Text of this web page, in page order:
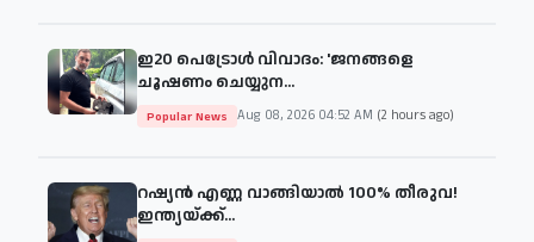
ഇ20 പെട്രോള്‍ വിവാദം: 'ജനങ്ങളെ
ചൂഷണം ചെയ്യുന...
Popular News Aug 08, 2026 04:52 AM (2 hours ago)
റഷ്യൻ എണ്ണ വാങ്ങിയാൽ 100% തീരുവ!
ഇന്ത്യയ്ക്ക്...